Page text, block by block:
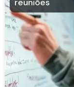
reuniões